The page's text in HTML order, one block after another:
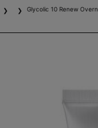
Glycolic 10 Renew